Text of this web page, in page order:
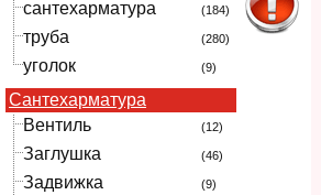
сантехарматура (184)
труба (280)
уголок (9)
Сантехарматура
Вентиль
(12)
Заглушка (46)
Задвижка (9)